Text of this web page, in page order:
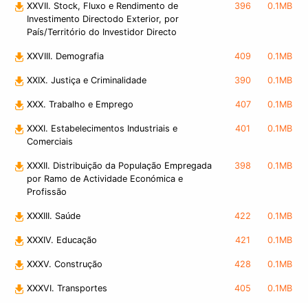
XXVII. Stock, Fluxo e Rendimento de
Investimento Directodo Exterior, por
País/Território do Investidor Directo
396 0.1MB
XXVIII. Demografia 409 0.1MB
XXIX. Justiça e Criminalidade 390 0.1MB
XXX. Trabalho e Emprego 407 0.1MB
XXXI. Estabelecimentos Industriais e
Comerciais
401 0.1MB
XXXII. Distribuição da População Empregada
por Ramo de Actividade Económica e
Profissão
398 0.1MB
XXXIII. Saúde 422 0.1MB
XXXIV. Educação 421 0.1MB
XXXV. Construção 428 0.1MB
XXXVI. Transportes 405 0.1MB